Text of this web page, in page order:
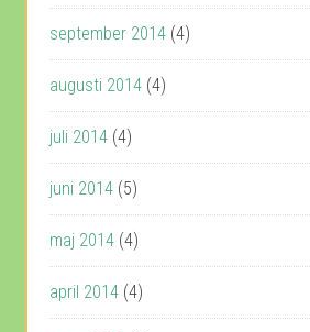
september 2014 (4)
augusti 2014 (4)
juli 2014 (4)
juni 2014 (5)
maj 2014 (4)
april 2014 (4)